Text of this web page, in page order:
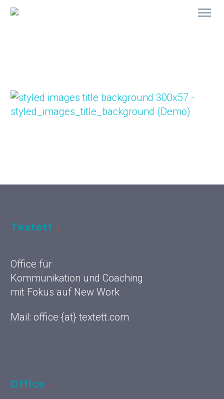
Textett
Office für
Kommunikation und Coaching
mit Fokus auf New Work
Mail: office {at} textett.com
Office